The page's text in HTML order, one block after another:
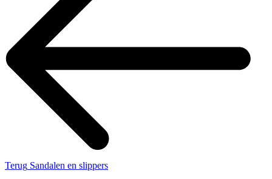
Terug Sandalen en slippers